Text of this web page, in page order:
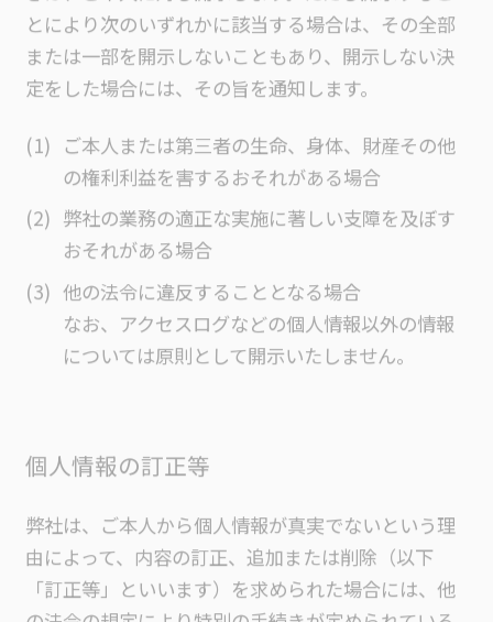
とにより次のいずれかに該当する場合は、その全部
または一部を開示しないこともあり、開示しない決
定をした場合には、その旨を通知します。
ご本人または第三者の生命、身体、財産その他
の権利利益を害するおそれがある場合
弊社の業務の適正な実施に著しい支障を及ぼす
おそれがある場合
他の法令に違反することとなる場合
なお、アクセスログなどの個人情報以外の情報
については原則として開示いたしません。
個人情報の訂正等
弊社は、ご本人から個人情報が真実でないという理
由によって、内容の訂正、追加または削除（以下
「訂正等」といいます）を求められた場合には、他
の法令の規定により特別の手続きが定められている